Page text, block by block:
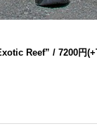
Reef” / 7200円